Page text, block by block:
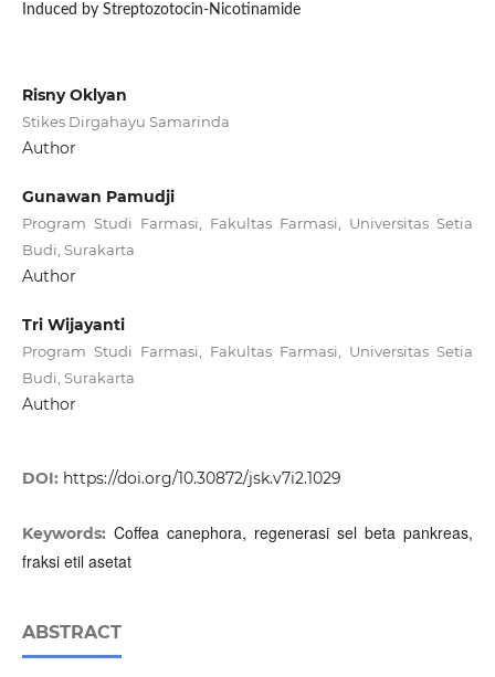
Induced by Streptozotocin-Nicotinamide
Risny Oklyan
Stikes Dirgahayu Samarinda
Author
Gunawan Pamudji
Program Studi Farmasi, Fakultas Farmasi, Universitas Setia
Budi, Surakarta
Author
Tri Wijayanti
Program Studi Farmasi, Fakultas Farmasi, Universitas Setia
Budi, Surakarta
Author
DOI: https://doi.org/10.30872/jsk.v7i2.1029
Keywords: Coffea canephora, regenerasi sel beta pankreas,
fraksi etil asetat
ABSTRACT